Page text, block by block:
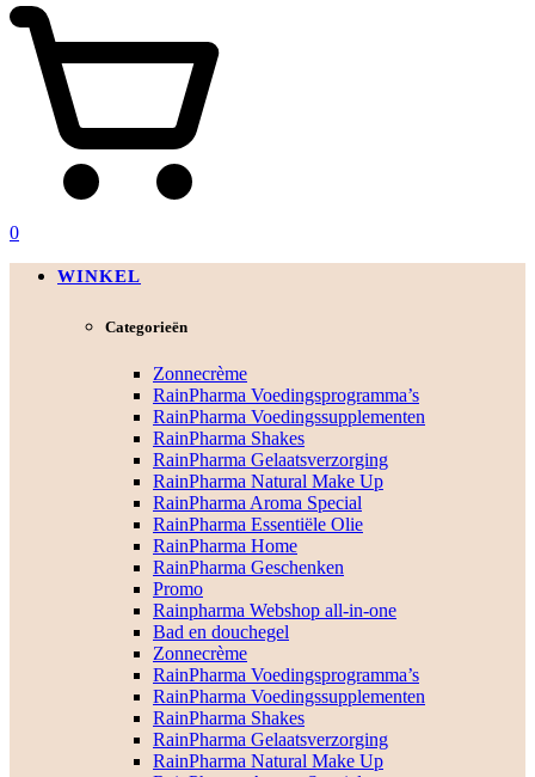
0
WINKEL
Categorieën
Zonnecrème
RainPharma Voedingsprogramma’s
RainPharma Voedingssupplementen
RainPharma Shakes
RainPharma Gelaatsverzorging
RainPharma Natural Make Up
RainPharma Aroma Special
RainPharma Essentiële Olie
RainPharma Home
RainPharma Geschenken
Promo
Rainpharma Webshop all-in-one
Bad en douchegel
Zonnecrème
RainPharma Voedingsprogramma’s
RainPharma Voedingssupplementen
RainPharma Shakes
RainPharma Gelaatsverzorging
RainPharma Natural Make Up